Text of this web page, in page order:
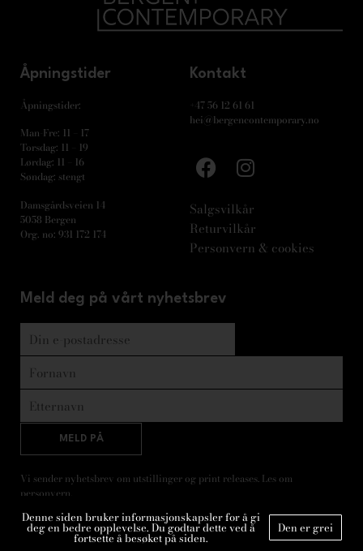
Åpningstider
Åpningstider:
Man-Fre: 11 – 17
Torsdag: 11 – 19
Lørdag: 11 – 16
Søndag: stengt
Damsgårdsveien 14
5058 Bergen
Org. no: 931 172 174
Kontakt
+47 56 12 61 61
hei@bergencontemporary.no
Salgsvilkår
Returvilkår
Personvern & cookies
Meld deg på vårt nyhetsbrev
MELD PÅ
Vi sender nyhetsbrev om utstillinger og print releases. Les om
personvern
Denne siden bruker informasjonskapsler for å gi
deg en bedre opplevelse. Du godtar dette ved å
fortsette å besøket på siden.
Den er grei